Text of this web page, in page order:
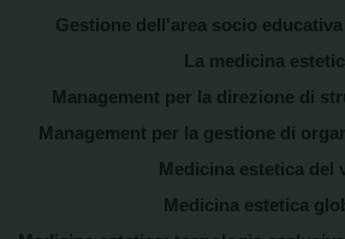
Gestione dell'area socio
La medicina
Management per la direzione di
Management per la gestione di
Medicina estetica del
Medicina estetica